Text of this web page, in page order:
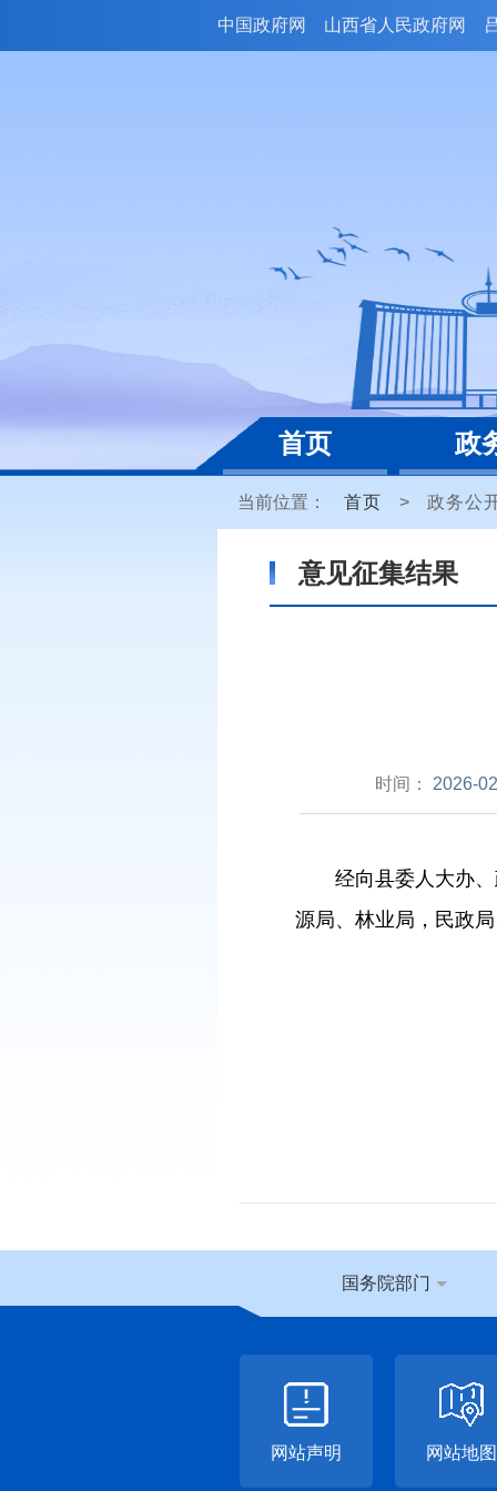
中国政府网 山西省人民政府网
首页 政
当前位置： 首页 > 政务公
意见征集结果
时间： 2026-
经向县委人大办
源局、林业局，民政
国务院部门
网站声明 网站地图